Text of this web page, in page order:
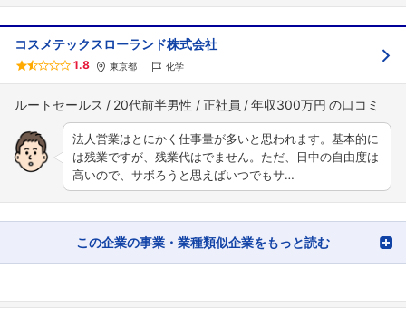
コスメテックスローランド株式会社
1.8 東京都 化学
ルートセールス 20代前半男性 正社員 年収300万円
法人営業はとにかく仕事量が多いと思われます。基本的に
は残業ですが、残業代はでません。ただ、日中の自由度は
高いので、サボろうと思えばいつでもサ…
この企業の事業・業種類似企業をもっと読む